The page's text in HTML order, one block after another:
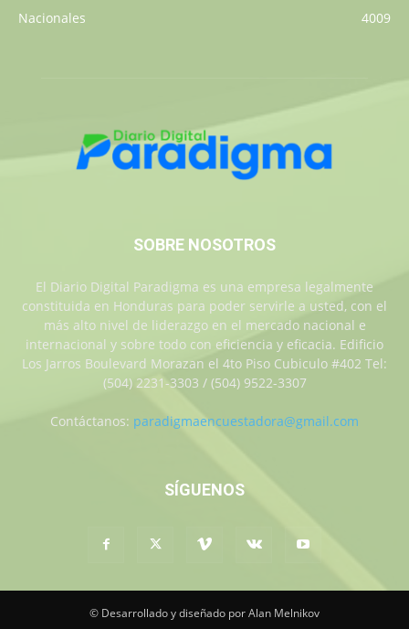
Nacionales
4009
SOBRE NOSOTROS
El Diario Digital Paradigma es una empresa legalmente
constituida en Honduras para poder servirle a usted, con el
más alto nivel de liderazgo en el mercado nacional e
internacional y sobre todo con eficiencia y eficacia. Edificio
Los Jarros Boulevard Morazan el 4to Piso Cubiculo #402 Tel:
(504) 2231-3303 / (504) 9522-3307
Contáctanos: paradigmaencuestadora@gmail.com
SÍGUENOS
© Desarrollado y diseñado por Alan Melnikov